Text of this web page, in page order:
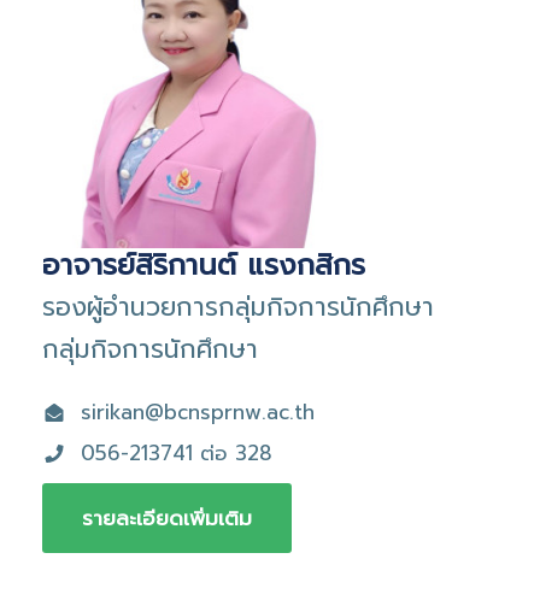
อาจารย์สิริกานต์ แรงกสิกร
รองผู้อำนวยการกลุ่มกิจการนักศึกษา
กลุ่มกิจการนักศึกษา
sirikan@bcnsprnw.ac.th
056-213741 ต่อ 328
รายละเอียดเพิ่มเติม